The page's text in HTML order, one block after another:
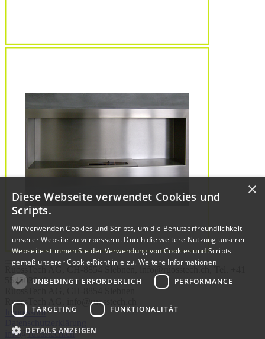
554503040
RuossTech AG, CH-8854 Siebnen
RuossTech AG, info@ruosstech.ch
Impressum
info@ruosstech.ch
×
Diese Webseite verwendet Cookies und
Scripts.
Wir verwenden Cookies und Scripts, um die Benutzerfreundlichkeit
unserer Website zu verbessern. Durch die weitere Nutzung unserer
Webseite stimmen Sie der Verwendung von Cookies und Scripts
gemäß unserer Cookie-Richtlinie zu. Weitere Informationen
UNBEDINGT ERFORDERLICH
PERFORMANCE
TARGETING FUNKTIONALITÄT
DETAILS ANZEIGEN